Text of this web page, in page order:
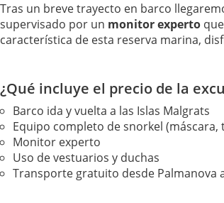
Tras un breve trayecto en barco
supervisado por un monitor experto
característica de esta reserva marina,
¿Qué incluye el precio de la
Barco ida y vuelta a las Islas Malgrats
Equipo completo de snorkel
Monitor experto
Uso de vestuarios y duchas
Transporte gratuito desde Palmanova